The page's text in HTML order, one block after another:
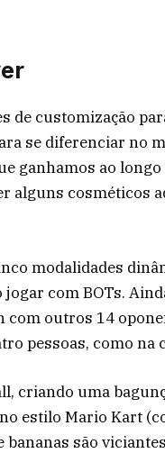
de customização
se diferenciar no
ganhamos ao
alguns cosméticos
modalidades
com BOTs.
outros 14
pessoas, como na
criando uma
estilo Mario Kart
bananas são